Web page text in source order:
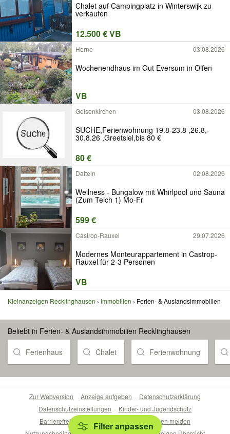
Chalet auf Campingplatz in Winterswijk zu
verkaufen
12.500 € VB
Herne 03.08.2026
Wochenendhaus im Gut Eversum in Olfen
VB
Gelsenkirchen 03.08.2026
SUCHE,Ferienwohnung 19.8-23.8 ,26.8,-
30.8.26 ,Greetsiel,bis 80 €
80 €
Datteln 02.08.2026
Wellness - Bungalow mit Whirlpool und Sauna
(Zum Teich 1) Mo-Fr
599 €
Castrop-Rauxel 29.07.2026
Modernes Monteurappartement in Castrop-
Rauxel für 2-3 Personen
VB
Kleinanzeigen Recklinghausen Immobilien Ferien- & Auslandsimmobilien
Beliebt in Ferien- & Auslandsimmobilien Recklinghausen
Ferienhaus Chalet Ferienwohnung
Filter anpassen
Zur Webversion Anzeige aufgeben
Datenschutzerklärung
Datenschutzeinstellungen
Kinder- und Jugendschutz
Barrierefreiheitserklärung
Sicherheitslücken melden